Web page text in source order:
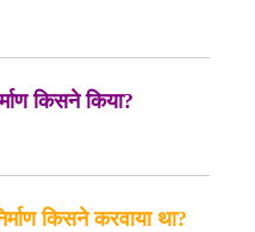
किसने किया?
किसने करवाया था?